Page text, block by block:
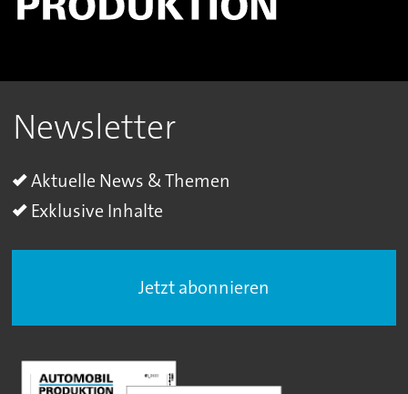
Newsletter
Aktuelle News & Themen
Exklusive Inhalte
Jetzt abonnieren